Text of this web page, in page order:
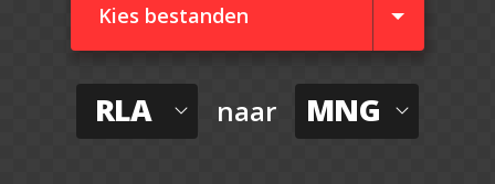
Kies bestanden
RLA naar MNG